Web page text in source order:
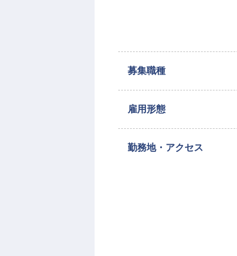
募集職種
雇用形態
勤務地・アクセス